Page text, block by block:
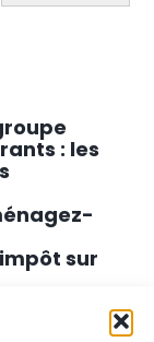
: les
sur